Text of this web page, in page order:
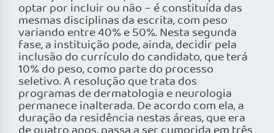
optar por incluir ou não – é constituída das
mesmas disciplinas da escrita, com peso
variando entre 40% e 50%. Nesta segunda
fase, a instituição pode, ainda, decidir pela
inclusão do currículo do candidato, que terá
10% do peso, como parte do processo
seletivo. A resolução que trata dos
programas de dermatologia e neurologia
permanece inalterada. De acordo com ela, a
duração da residência nestas áreas, que era